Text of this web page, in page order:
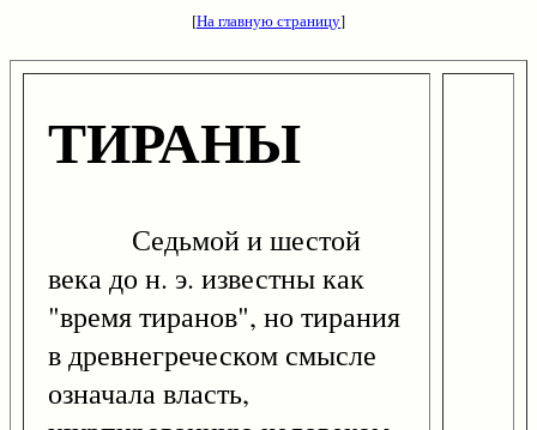
[На главную страницу]
ТИРАНЫ
Седьмой и шестой
века до н. э. известны как
"время тиранов", но тирания
в древнегреческом смысле
означала власть,